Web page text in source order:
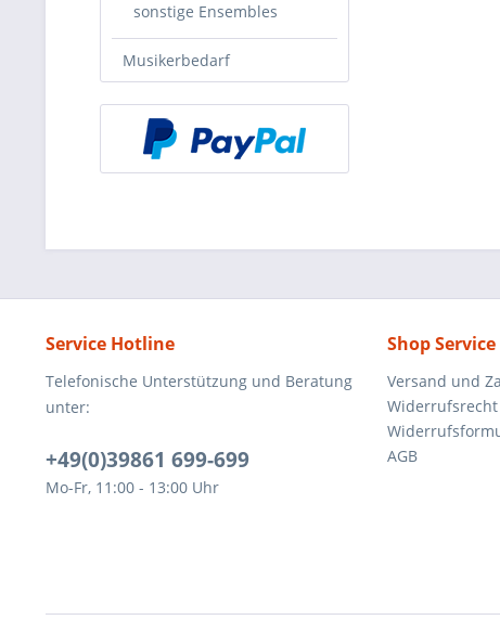
sonstige Ensembles
Musikerbedarf
Service Hotline
Telefonische Unterstützung und Beratung
unter:
+49(0)39861 699-699
Mo-Fr, 11:00 - 13:00 Uhr
Shop Service
Versand und
Widerrufsrecht
AGB